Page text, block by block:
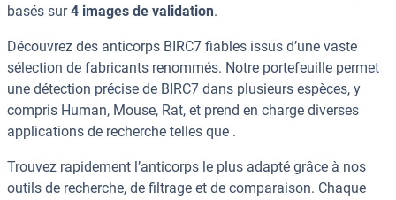
basés sur4 images de validation.
Découvrez des anticorps BIRC7 fiables issus d’une vaste
sélection de fabricants renommés. Notre portefeuille permet
une détection précise de BIRC7 dans plusieurs espèces, y
compris Human, Mouse, Rat, et prend en charge diverses
applications de recherche telles que .
Trouvez rapidement l’anticorps le plus adapté grâce à nos
outils de recherche, de filtrage et de comparaison. Chaque